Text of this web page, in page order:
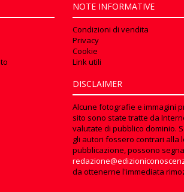
NOTE INFORMATIVE
Condizioni di vendita
Privacy
Cookie
Link utili
DISCLAIMER
Alcune fotografie e immagini
sito sono state tratte da
valutate di pubblico dominio.
gli autori fossero contrari alla
pubblicazione, possono
da ottenerne l'immediata